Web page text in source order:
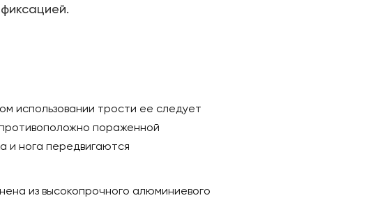
использовании трости ее следует
пораженной
и нога передвигаются
из высокопрочного алюминиевого